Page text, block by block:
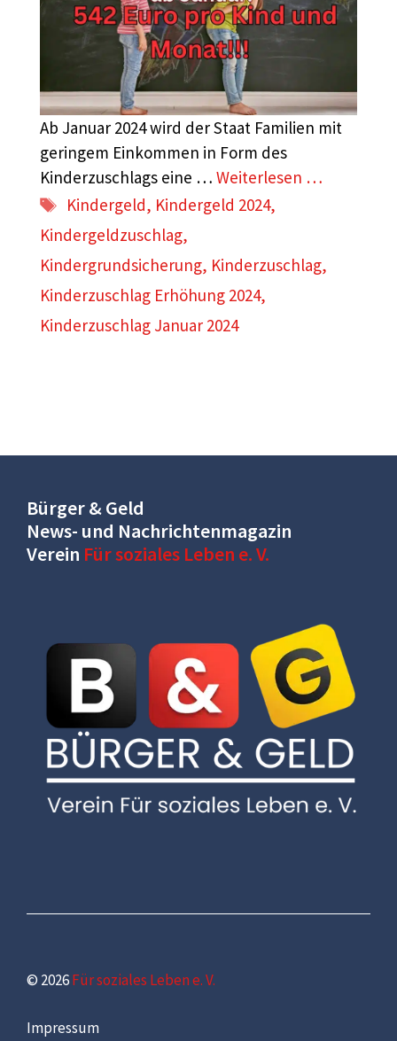
Ab Januar 2024 wird der Staat Familien mit
geringem Einkommen in Form des
Kinderzuschlags eine … Weiterlesen …
Schlagwörter
Kindergeld, Kindergeld 2024,
Kindergeldzuschlag,
Kindergrundsicherung, Kinderzuschlag,
Kinderzuschlag Erhöhung 2024,
Kinderzuschlag Januar 2024
Bürger & Geld
News- und Nachrichtenmagazin
Verein Für soziales Leben e. V.
© 2026Für soziales Leben e. V.
Impressum